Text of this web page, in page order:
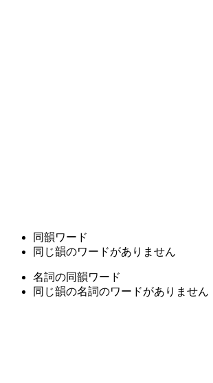
同韻ワード
同じ韻のワードがありません
名詞の同韻ワード
同じ韻の名詞のワードがありません